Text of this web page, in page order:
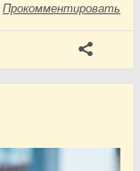
Прокомментировать